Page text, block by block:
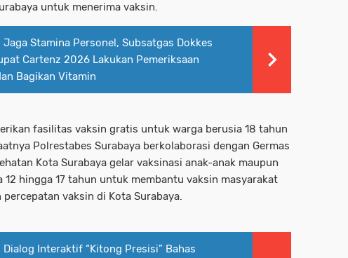
untuk menerima vaksin.
Jaga Stamina Personel, Subsatgas Dokkes
Cartenz 2026 Lakukan Pemeriksaan
Bagikan Vitamin
fasilitas vaksin gratis untuk warga berusia 18 tahun
Polrestabes Surabaya berkolaborasi dengan Germas
Kota Surabaya gelar vaksinasi anak-anak maupun
12 hingga 17 tahun untuk membantu vaksin masyarakat
vaksin di Kota Surabaya.
Dialog Interaktif “Kitong Presisi” Bahas